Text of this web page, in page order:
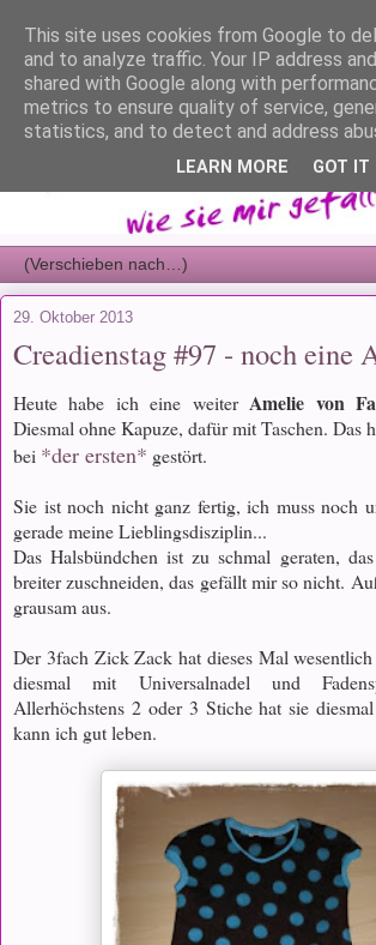
29. Oktober 2013
Creadienstag #97 - noch eine
Heute habe ich eine weiterAmelie von
Diesmal ohne Kapuze, dafür mit Taschen. Das
bei *der ersten* gestört.
Sie ist noch nicht ganz fertig, ich muss noch
gerade meine Lieblingsdisziplin...
Das Halsbündchen ist zu schmal geraten,
breiter zuschneiden, das gefällt mir so nicht.
grausam aus.
Der 3fach Zick Zack hat dieses Mal
diesmal mit Universalnadel und
Allerhöchstens 2 oder 3 Stiche hat sie
kann ich gut leben.
This site uses cookies from Google to
and to analyze traffic. Your IP address
shared with Google along with
metrics to ensure quality of service,
statistics, and to detect and address
LEARN MORE GOT IT